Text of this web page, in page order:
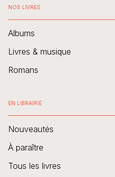
NOS LIVRES
Albums
Livres & musique
Romans
EN LIBRAIRIE
Nouveautés
À paraître
Tous les livres